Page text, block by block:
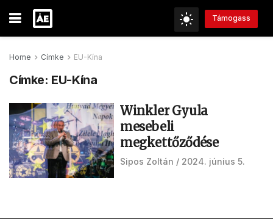
Támogass
Home Címke EU-Kína
Címke: EU-Kína
Winkler Gyula
mesebeli
megkettőződése
Sipos Zoltán 2024. június 5.